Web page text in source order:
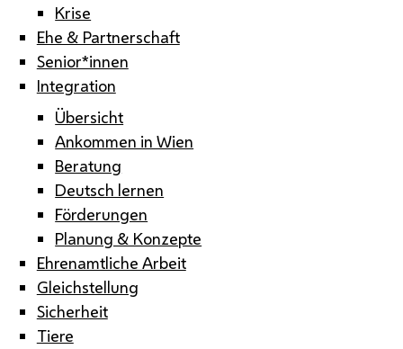
Krise
Ehe & Partnerschaft
Senior*innen
Integration
Übersicht
Ankommen in Wien
Beratung
Deutsch lernen
Förderungen
Planung & Konzepte
Ehrenamtliche Arbeit
Gleichstellung
Sicherheit
Tiere